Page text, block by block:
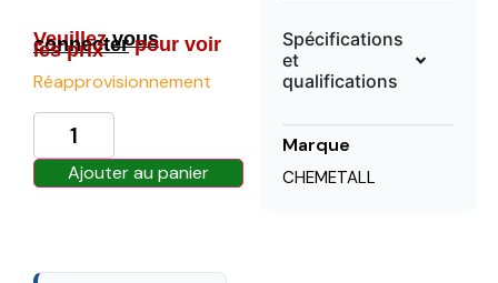
Veuillezvous
connecterpour voir
les prix
Réapprovisionnement
Ajouter au panier
Spécifications
et
qualifications
Marque
CHEMETALL